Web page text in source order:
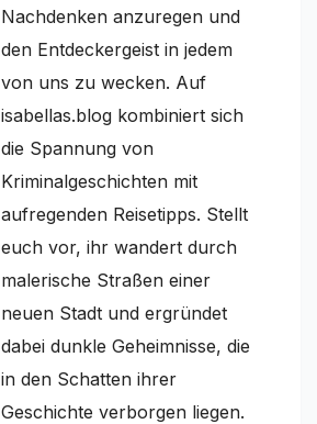
Nachdenken anzuregen und
den Entdeckergeist in jedem
von uns zu wecken. Auf
isabellas.blog kombiniert sich
die Spannung von
Kriminalgeschichten mit
aufregenden Reisetipps. Stellt
euch vor, ihr wandert durch
malerische Straßen einer
neuen Stadt und ergründet
dabei dunkle Geheimnisse, die
in den Schatten ihrer
Geschichte verborgen liegen.